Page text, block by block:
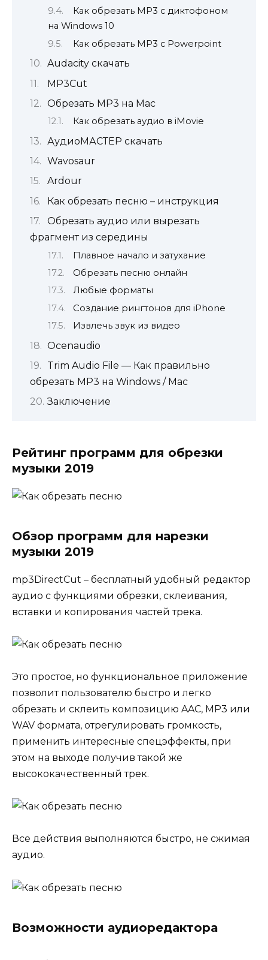
Как обрезать MP3 с диктофоном
на Windows 10
Как обрезать MP3 с Powerpoint
Audacity скачать
MP3Cut
Обрезать MP3 на Mac
Как обрезать аудио в iMovie
АудиоМАСТЕР скачать
Wavosaur
Ardour
Как обрезать песню – инструкция
Обрезать аудио или вырезать
фрагмент из середины
Плавное начало и затухание
Обрезать песню онлайн
Любые форматы
Создание рингтонов для iPhone
Извлечь звук из видео
Ocenaudio
Trim Audio File — Как правильно
обрезать MP3 на Windows / Mac
Заключение
Рейтинг программ для обрезки
музыки 2019
Обзор программ для нарезки
музыки 2019
mp3DirectCut – бесплатный удобный редактор
аудио с функциями обрезки, склеивания,
вставки и копирования частей трека.
Это простое, но функциональное приложение
позволит пользователю быстро и легко
обрезать и склеить композицию AAC, MP3 или
WAV формата, отрегулировать громкость,
применить интересные спецэффекты, при
этом на выходе получив такой же
высококачественный трек.
Все действия выполняются быстро, не сжимая
аудио.
Возможности аудиоредактора